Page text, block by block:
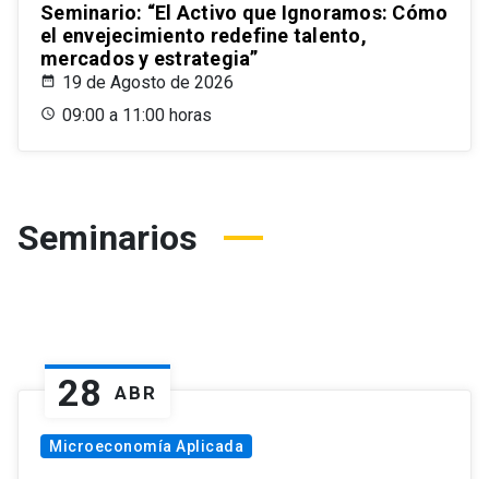
Seminario: “El Activo que Ignoramos: Cómo
el envejecimiento redefine talento,
mercados y estrategia”
19 de Agosto de 2026
09:00 a 11:00 horas
Seminarios
28 ABR
Microeconomía Aplicada